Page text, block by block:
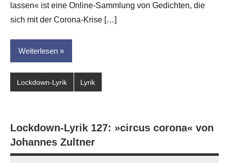
dasgedichtblog
lassen« ist eine Online-Sammlung von Gedichten, die
sich mit der Corona-Krise […]
Weiterlesen
Lockdown-Lyrik Lyrik
Lockdown-Lyrik 127: »circus corona« von
Johannes Zultner